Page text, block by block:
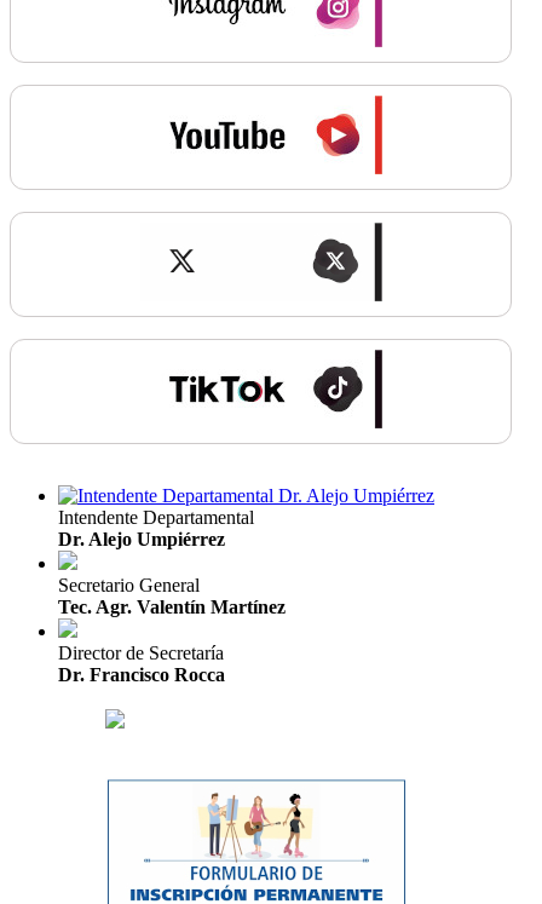
Intendente Departamental
Dr. Alejo Umpiérrez
Secretario General
Tec. Agr. Valentín Martínez
Director de Secretaría
Dr. Francisco Rocca